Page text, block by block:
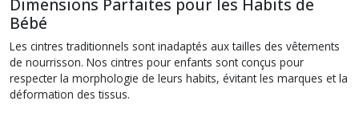
Dimensions Parfaites pour les Habits de
Bébé
Les cintres traditionnels sont inadaptés aux tailles des vêtements
de nourrisson. Nos cintres pour enfants sont conçus pour
respecter la morphologie de leurs habits, évitant les marques et la
déformation des tissus.